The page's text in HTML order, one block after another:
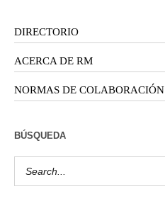
DIRECTORIO
ACERCA DE RM
NORMAS DE COLABORACIÓN
BÚSQUEDA